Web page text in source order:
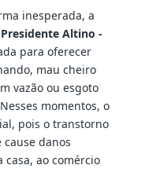
inesperada, a
Altino -
para oferecer
mau cheiro
vazão ou esgoto
momentos, o
pois o transtorno
danos
ao comércio